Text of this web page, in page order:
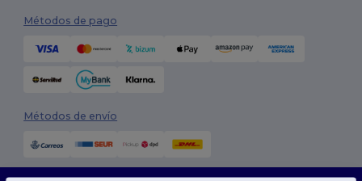
Métodos de pago
Métodos de envío